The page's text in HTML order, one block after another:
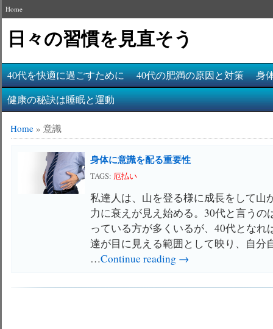
Home
日々の習慣を見直そう
40代を快適に過ごすために 40代の肥満の原因と対策
身
健康の秘訣は睡眠と運動
Home »意識
身体に意識を配る重要性
TAGS: 厄払い
私達人は、山を登る様に成長をして山
力に衰えが見え始める。30代と言うの
っている方が多くいるが、40代となれ
達が目に見える範囲として映り、自分
…Continue reading →